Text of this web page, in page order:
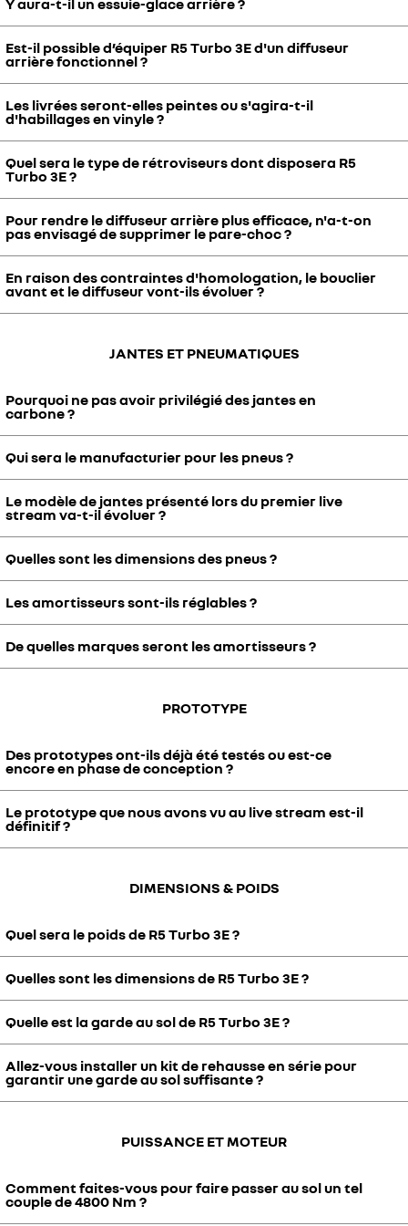
La plateforme est en aluminium avec quelques pièces en carbone,
la superstructure (partie supérieure) est en carbone composite.
Y aura-t-il un essuie-glace arrière ?
Non, il n'y a pas d'essuie-glace arrière.
Est-il possible d’équiper R5 Turbo 3E d'un diffuseur
arrière fonctionnel ?
Ce diffuseur est bien fonctionnel, comme tous les éléments de la
voiture. Tout dans le véhicule est pensé pour la performance,
l'aérodynamisme et l'efficience.
Les livrées seront-elles peintes ou s'agira-t-il
d'habillages en vinyle ?
Cela va dépendre des livrées, qui ne sont pas encore toutes
définies, mais les deux solutions sont possibles.
Quel sera le type de rétroviseurs dont disposera R5
Turbo 3E ?
Les rétroviseurs sont repris de Renault 5 E-Tech électrique, ils sont
homologués pour ce modèle également.
Pour rendre le diffuseur arrière plus efficace, n'a-t-on
pas envisagé de supprimer le pare-choc ?
Pour définir cette voiture nous recherchons bien sûr la performance
maximale, et notamment le niveau d'appui optimal, mais nous
prenons aussi en compte le design et la sécurité. La définition du
En raison des contraintes d'homologation, le bouclier
avant et le diffuseur vont-ils évoluer ?
prototypes. Tout n'est pas encore homologué mais s'il y a des
JANTES ET PNEUMATIQUES
Pourquoi ne pas avoir privilégié des jantes en
carbone ?
Nous avons choisi la technologie de l'aluminium forgé qui est déjà
très performante en terme de masse.
Qui sera le manufacturier pour les pneus ?
Michelin fait partie des manufacturiers avec lesquels nous
travaillons pour proposer les meilleurs pneus pour cette voiture.
Le modèle de jantes présenté lors du premier live
stream va-t-il évoluer ?
Ce sont des jantes de travail, elles seront bien noires.
Quelles sont les dimensions des pneus ?
Les pneumatiques arrière sont de dimension 275/35 R20 contre
245/35 R20 à l'avant.
Les amortisseurs sont-ils réglables ?
Oui, les amortisseurs seront réglables manuellement.
De quelles marques seront les amortisseurs ?
amortisseurs. Mais ce seront bien des amortisseurs réglables et
PROTOTYPE
Des prototypes ont-ils déjà été testés ou est-ce
encore en phase de conception ?
Le premier prototype vous a été présenté pour la première fois le 26
juin. Il y aura différentes phases de tests tout au long de son
développement.
Le prototype que nous avons vu au live stream est-il
définitif ?
et ajustements potentiels sur le véhicule de série, notamment sur
DIMENSIONS & POIDS
Quel sera le poids de R5 Turbo 3E ?
Le poids sera inférieur à 1450 kg. Nous visons 1400 kg.
Quelles sont les dimensions de R5 Turbo 3E ?
Voici les spécificités techniques de R5 Turbo 3E : longueur 4,08 m,
largeur 2,03 m, hauteur 1,38 m.
Quelle est la garde au sol de R5 Turbo 3E ?
La garde au sol de R5 Turbo 3E est de 118 mm.
Allez-vous installer un kit de rehausse en série pour
garantir une garde au sol suffisante ?
de conduire sur les routes standards au quotidien sans contrainte.
PUISSANCE ET MOTEUR
Comment faites-vous pour faire passer au sol un tel
couple de 4800 Nm ?